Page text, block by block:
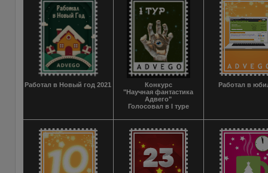
Работал в Новый год 2021
Конкурс
"Научная фантастика
Адвего"
Голосовал в I туре
Работал в